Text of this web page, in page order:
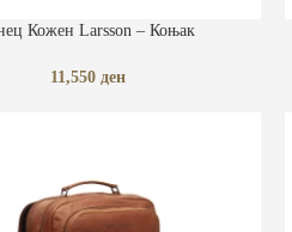
КОШНИЧКА
Кожен Larsson – Коњак
11,550 ден